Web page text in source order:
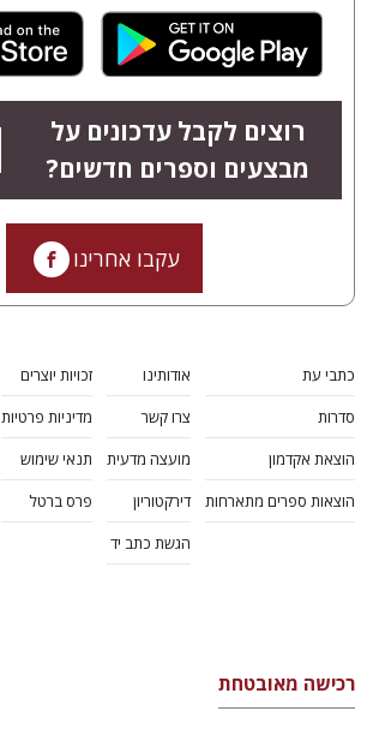
רוצים לקבל עדכונים על
מבצעים וספרים חדשים?
עקבו אחרינו
כתבי עת
סדרות
הוצאת אקדמון
הוצאות ספרים מתארחות
אודותינו
צרו קשר
מועצה מדעית
דירקטוריון
הגשת כתב יד
זכויות יוצרים
מדיניות פרטיות
תנאי שימוש
פרס ברטל
רכישה מאובטחת